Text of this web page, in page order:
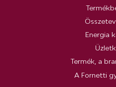
Energia
Termék, a
A Fornetti